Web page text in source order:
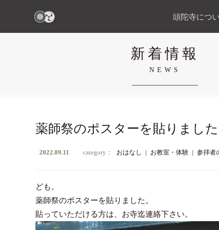
頭陀寺につ
新着情報
NEWS
薬師祭のポスターを貼りました
2022.09.11 category： おはなし お教室・体験 参拝者
ども。
薬師祭のポスターを貼りました。
貼っていただける方は、お寺迄連絡下さい。